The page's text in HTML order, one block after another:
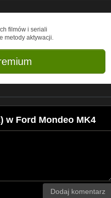
filmów i seriali
metody aktywacji.
w Ford Mondeo MK4
Dodaj komentarz